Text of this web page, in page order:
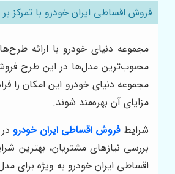
فروش اقساطی ایران خودرو با تمرکز بر 206 تیپ 2 :مجموعه دنیای خودرو
مجموعه دنیای خودرو با ارائه
مجموعه دنیای خودرو این امکان را
مزایای آن بهره‌مند شوند.
شرایط فروش اقساطی ایران خودرو
بررسی نیازهای مشتریان، بهترین
اقساطی ایران خودرو به ویژه برای مدل 206 تیپ 2 تبدیل به گزینه‌ای بسیار جذاب برای خریداران شده